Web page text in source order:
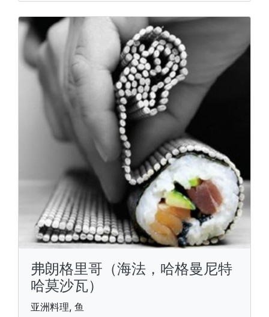
弗朗格里哥（海法，哈格曼尼特
哈莫沙瓦）
亚洲料理, 鱼